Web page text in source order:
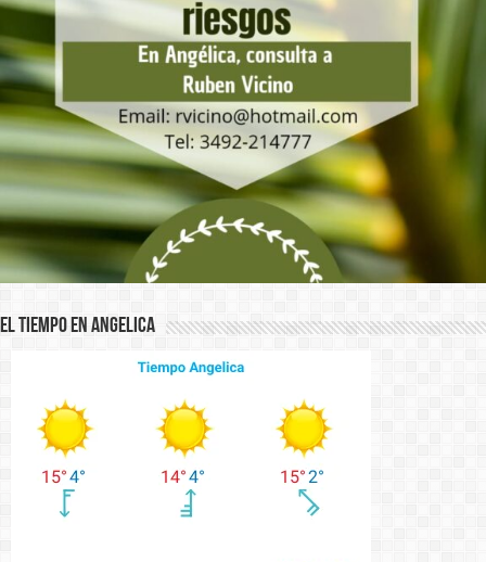
El Tiempo en Angelica